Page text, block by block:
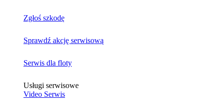
Zgłoś szkodę
Sprawdź akcję serwisową
Serwis dla floty
Usługi serwisowe
Video Serwis